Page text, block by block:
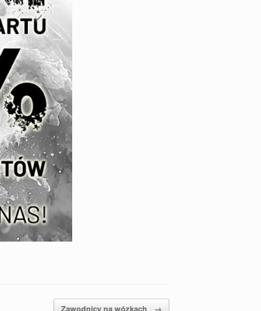
Zawodnicy na wózkach →